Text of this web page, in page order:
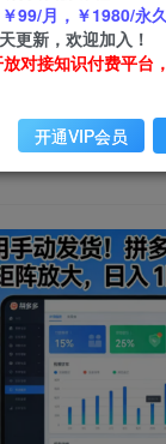
正文
发货！拼多多
单
站
￥99/月，￥1980/永
更新，欢迎加入！
对接知识付费平台，
开通VIP会员